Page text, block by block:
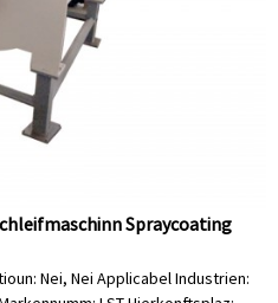
Spraycoating
Nei, Nei Applicabel Industrien: